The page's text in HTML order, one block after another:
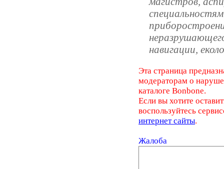
навигации,
Эта страница
модераторам о
каталоге Bonbone.
Если вы хотите
воспользуйтесь
интернет сайты.
Жалоба